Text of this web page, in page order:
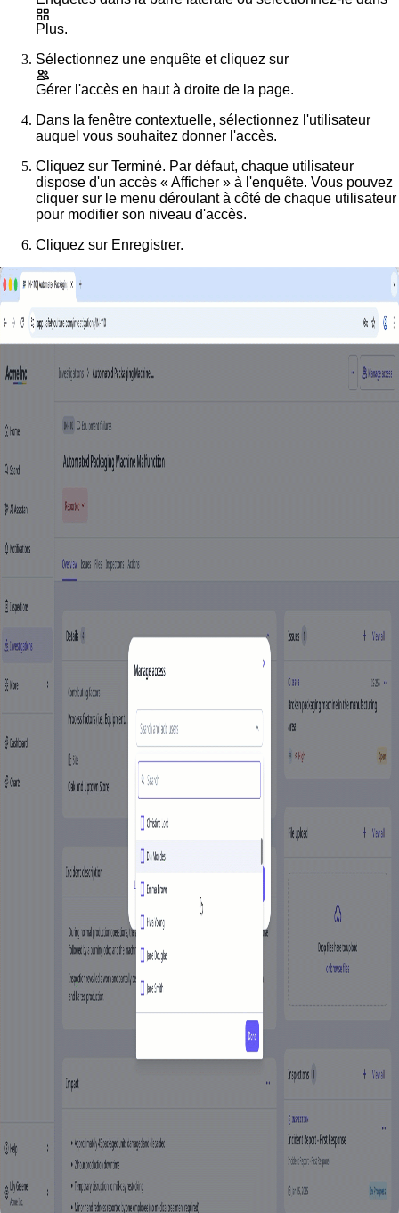
Plus.
Sélectionnez une enquête et cliquez sur
Gérer l'accès en haut à droite de la page.
Dans la fenêtre contextuelle, sélectionnez l'utilisateur
auquel vous souhaitez donner l'accès.
Cliquez sur Terminé. Par défaut, chaque utilisateur
dispose d'un accès « Afficher » à l'enquête. Vous pouvez
cliquer sur le menu déroulant à côté de chaque utilisateur
pour modifier son niveau d'accès.
Cliquez sur Enregistrer.